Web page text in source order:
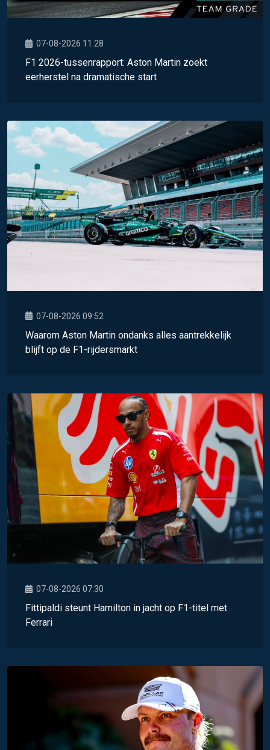
07-08-2026 11:28
F1 2026-tussenrapport: Aston Martin zoekt
eerherstel na dramatische start
07-08-2026 09:52
Waarom Aston Martin ondanks alles aantrekkelijk
blijft op de F1-rijdersmarkt
07-08-2026 07:30
Fittipaldi steunt Hamilton in jacht op F1-titel met
Ferrari